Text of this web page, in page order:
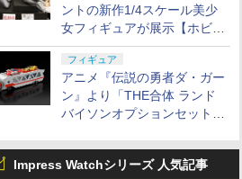
ントの新作1/4スケール美少
女フィギュアが展示【ホビー
メーカー合同展示会】
フィギュア
アニメ『伝説の勇者ダ・ガー
ン』より「THE合体 ランド
バイソンオプションセット」
Impress Watchシリーズ 人気記事